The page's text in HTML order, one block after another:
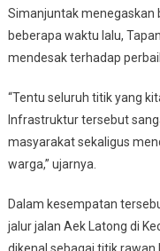
Simanjuntak menegaskan
beberapa waktu lalu,
mendesak terhadap
“Tentu seluruh titik yang
Infrastruktur tersebut
masyarakat sekaligus
warga,” ujarnya.
Dalam kesempatan
jalur jalan Aek Latong di